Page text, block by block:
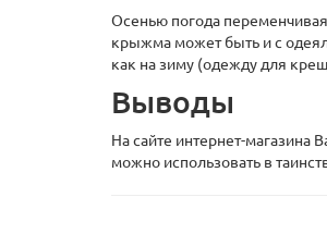
Осенью погода
крыжма может быть и с
как на зиму (одежду для
Выводы
На сайте интернет-
можно использовать в